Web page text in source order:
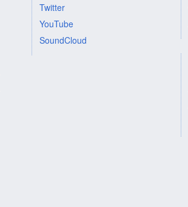
Twitter
YouTube
SoundCloud